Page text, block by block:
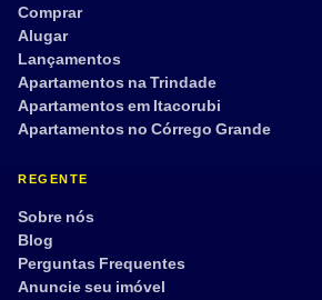
Comprar
Alugar
Lançamentos
Apartamentos na Trindade
Apartamentos em Itacorubi
Apartamentos no Córrego Grande
REGENTE
Sobre nós
Blog
Perguntas Frequentes
Anuncie seu imóvel